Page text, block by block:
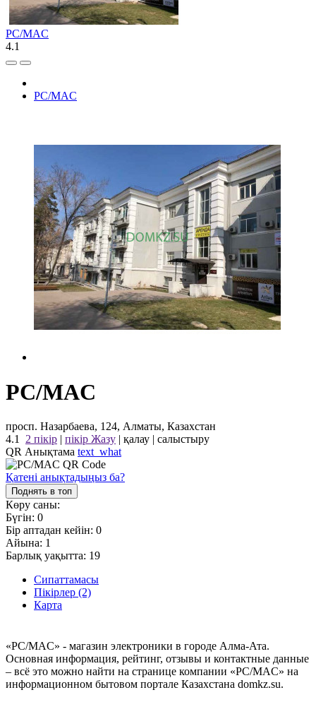
PC/MAC
4.1
PC/MAC
PC/MAC
просп. Назарбаева, 124, Алматы, Казахстан
4.1
2 пікір | пікір Жазу | қалау | салыстыру
QR Анықтама text_what
Қатені анықтадыңыз ба?
Поднять в топ
Көру саны:
Бүгін: 0
Бір аптадан кейін: 0
Айына: 1
Барлық уақытта: 19
Сипаттамасы
Пікірлер (2)
Карта
«PC/MAC» - магазин электроники в городе Алма-Ата.
Основная информация, рейтинг, отзывы и контактные данные
– всё это можно найти на странице компании «PC/MAC» на
информационном бытовом портале Казахстана domkz.su.